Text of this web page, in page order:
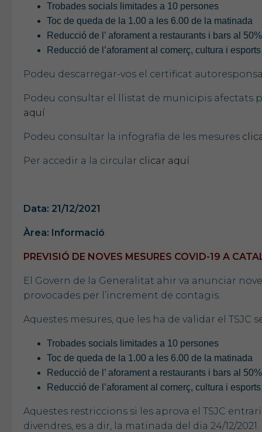
Trobades socials limitades a 10 persones
Toc de queda de la 1.00 a les 6.00 de la matinada
Reducció de l’ aforament a restaurants i bars al
Reducció de l’aforament al comerç, cultura i
Podeu descarregar-vos el certificat
Podeu consultar el llistat de municipis
aquí
Podeu consultar la infografia de les mesures
Per accedir a la circular clicar aquí
Data: 21/12/2021
Àrea: Informació
PREVISIÓ DE NOVES MESURES COVID-19 A
El Govern de la Generalitat ahir va anunciar
provocades per l’increment de contagis.
Aquestes mesures, que les ha de validar el TSJC
Trobades socials limitades a 10 persones
Toc de queda de la 1.00 a les 6.00 de la matinada
Reducció de l’ aforament a restaurants i bars al
Reducció de l’aforament al comerç, cultura i
Aquestes restriccions si les aprova el TSJC
divendres, es a dir, la matinada del dia 24/12/2021.